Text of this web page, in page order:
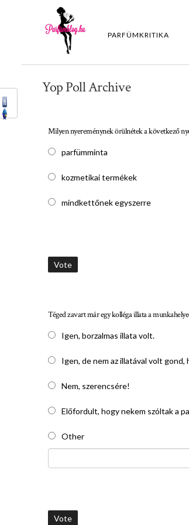
PARFÜMKRITIKA
Yop Poll Archive
Milyen nyereménynek örülnétek a következő
parfümminta
kozmetikai termékek
mindkettőnek egyszerre
Vote
Téged zavart már egy kolléga illata a
Igen, borzalmas illata volt.
Igen, de nem az illatával volt gond,
Nem, szerencsére!
Előfordult, hogy nekem szóltak a
Other
Vote